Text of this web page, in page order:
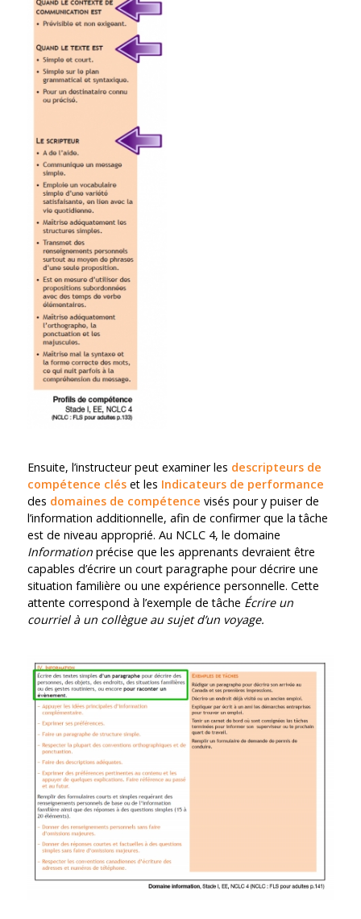
Ensuite, l’instructeur peut examiner les descripteurs de
compétence cléset les Indicateurs de performance
des domaines de compétence visés pour y puiser de
l’information additionnelle, afin de confirmer que la tâche
est de niveau approprié. Au NCLC 4, le domaine
Information précise que les apprenants devraient être
capables d’écrire un court paragraphe pour décrire une
situation familière ou une expérience personnelle. Cette
attente correspond à l’exemple de tâche Écrire un
courriel à un collègue au sujet d’un voyage.